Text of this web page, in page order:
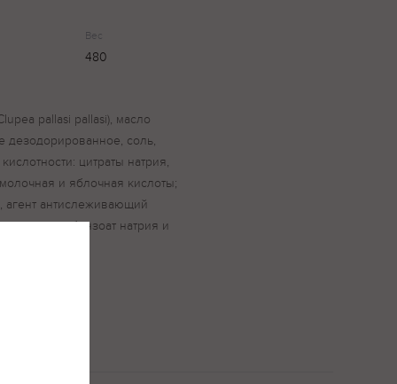
Вес
480
pallasi pallasi), масло
дезодорированное, соль,
цитраты натрия,
и яблочная кислоты;
агент антислеживающий
бензоат натрия и